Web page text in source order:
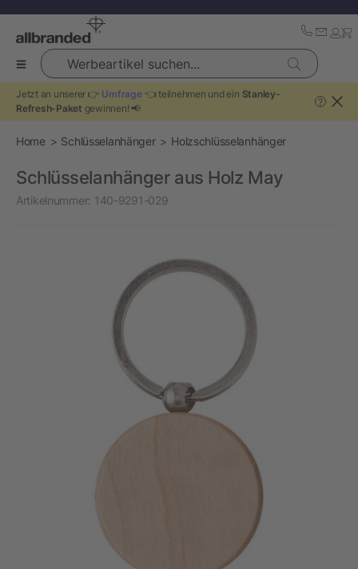
Werbeartikel suchen...
Jetzt an unserer 👉 Umfrage👈 teilnehmen und ein Stanley-
Refresh-Paket gewinnen! 📢
?
Home Schlüsselanhänger Holzschlüsselanhänger
Schlüsselanhänger aus Holz May
Artikelnummer: 140-9291-029